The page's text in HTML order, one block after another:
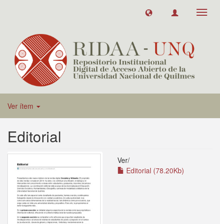
Ver ítem
Editorial
Ver/
Editorial (78.20Kb)